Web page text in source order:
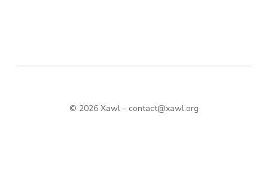
© 2026 Xawl - contact@xawl.org